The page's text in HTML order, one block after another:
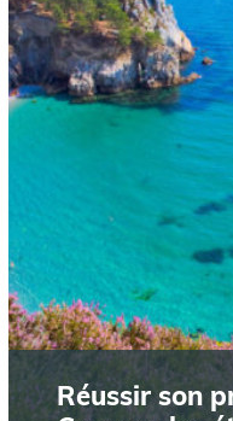
Réussir son